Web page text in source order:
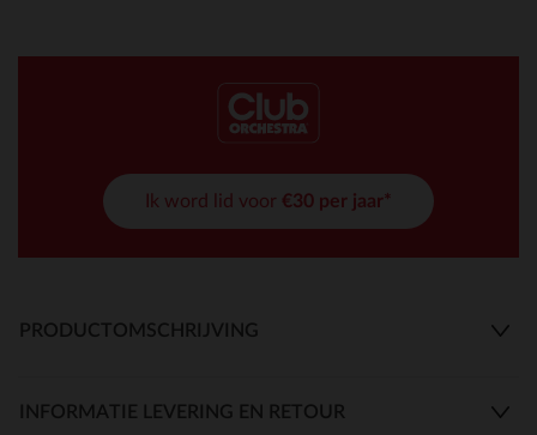
Ik word lid voor €30 per jaar*
PRODUCTOMSCHRIJVING
INFORMATIE LEVERING EN RETOUR